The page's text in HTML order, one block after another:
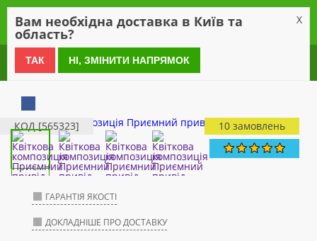
0 800 21 54 55
КОД [565323] 10 замовлень
ГАРАНТІЯ ЯКОСТІ
ДОКЛАДНІШЕ ПРО ДОСТАВКУ
Вам необхідна доставка в Київ та
область?
X
ТАК НІ, ЗМІНИТИ НАПРЯМОК